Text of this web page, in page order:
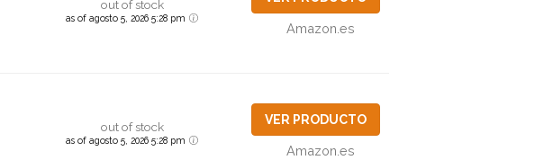
out of stock
as of agosto 5, 2026 5:28 pm
Amazon.es
out of stock
as of agosto 5, 2026 5:28 pm
VER PRODUCTO
Amazon.es